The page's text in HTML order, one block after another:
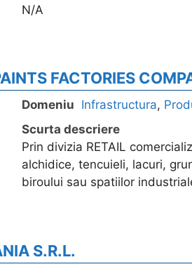
N/A
FACTORIES
Domeniu Infrastructura,
Scurta descriere
Prin divizia RETAIL
alchidice, tencuieli, lacuri,
biroului sau spatiilor
S.R.L.